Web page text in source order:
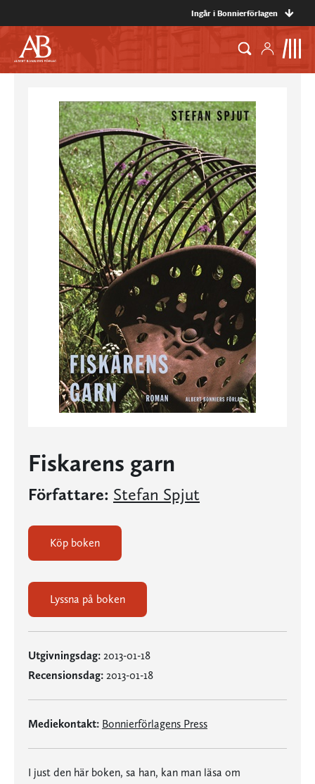
Ingår i Bonnierförlagen
Fiskarens garn
Författare: Stefan Spjut
Köp boken
Lyssna på boken
Utgivningsdag: 2013-01-18
Recensionsdag: 2013-01-18
Mediekontakt: Bonnierförlagens Press
I just den här boken, sa han, kan man läsa om